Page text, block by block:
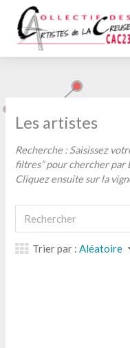
contenu
Les artistes
Recherche : Saisissez
filtres” pour chercher par
Cliquez ensuite sur la
Trier par :Aléatoire